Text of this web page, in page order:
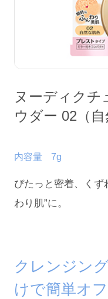
ヌーディクチ
ウダー 02（自
内容量 7g
ぴたっと密着、くず
わり肌”に。
クレンジン
けで簡単オフ